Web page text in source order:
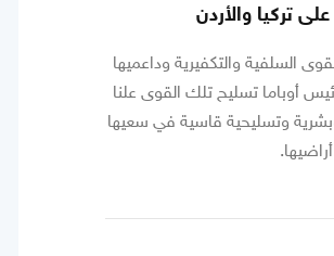
تركيا والأردن
السلفية والتكفيرية وداعميها
أوباما تسليح تلك القوى علنا
وتسليحية قاسية في سعيها